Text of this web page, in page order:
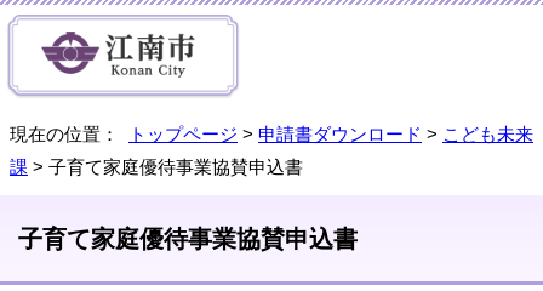
現在の位置： トップページ > 申請書ダウンロード > こども未来
課 > 子育て家庭優待事業協賛申込書
子育て家庭優待事業協賛申込書